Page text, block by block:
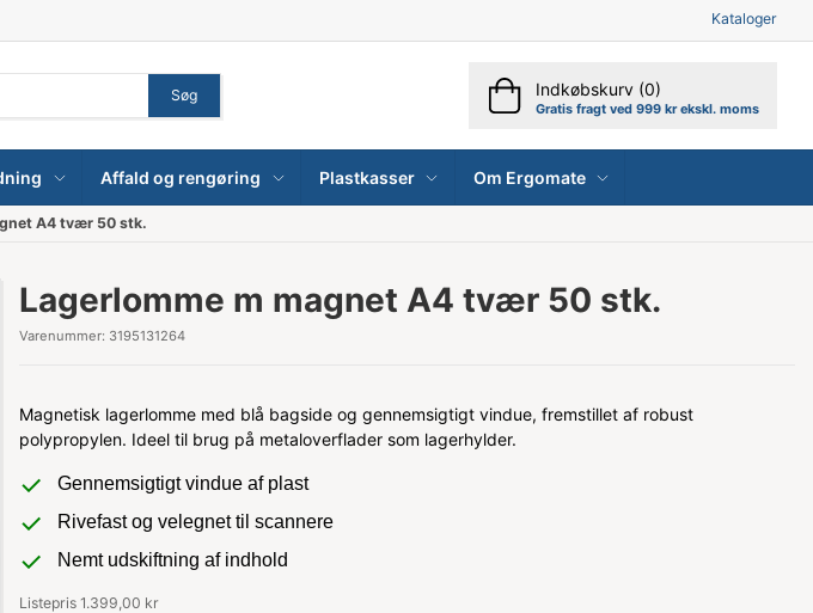
Kataloger
Søg Indkøbskurv (0)
Gratis fragt ved 999 kr ekskl. moms
Affald og rengøring Plastkasser Om Ergomate
A4 tvær 50 stk.
Lagerlomme m magnet A4 tvær 50 stk.
Varenummer: 3195131264
Magnetisk lagerlomme med blå bagside og gennemsigtigt vindue, fremstillet af robust
polypropylen. Ideel til brug på metaloverflader som lagerhylder.
Gennemsigtigt vindue af plast
Rivefast og velegnet til scannere
Nemt udskiftning af indhold
Listepris 1.399,00 kr